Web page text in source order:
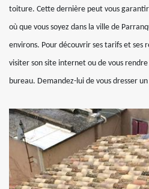
toiture. Cette dernière peut vous
où que vous soyez dans la ville de
environs. Pour découvrir ses tarifs et ses
visiter son site internet ou de vous
bureau. Demandez-lui de vous dresser